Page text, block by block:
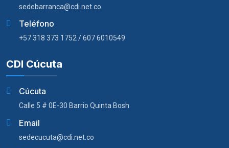
sedebarranca@cdi.net.co
Teléfono
+57 318 373 1752 / 607 6010549
CDI Cúcuta
Cúcuta
Calle 5 # 0E-30 Barrio Quinta Bosh
Email
sedecucuta@cdi.net.co